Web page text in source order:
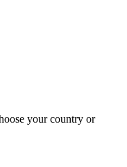
your country or